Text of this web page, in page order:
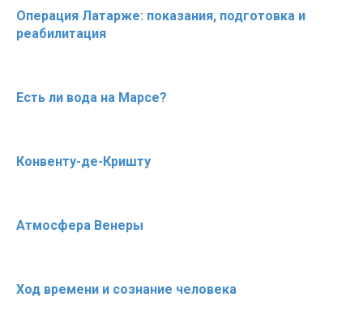
Операция Латарже: показания, подготовка и
реабилитация
Есть ли вода на Марсе?
Конвенту-де-Кришту
Атмосфера Венеры
Ход времени и сознание человека